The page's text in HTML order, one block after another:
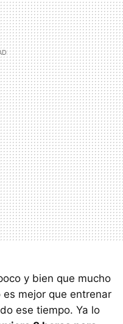
y bien que mucho
mejor que entrenar
ese tiempo. Ya lo